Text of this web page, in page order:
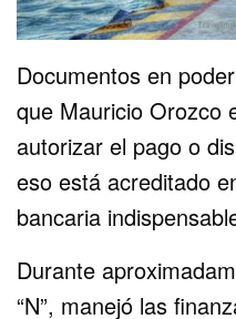
Documentos en
que Mauricio Orozco
autorizar el pago o
eso está acreditado
bancaria
Durante
“N”, manejó las